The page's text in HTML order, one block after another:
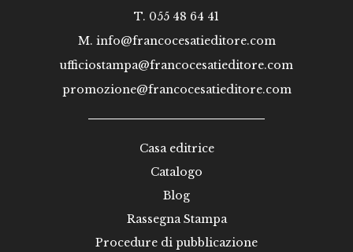
T. 055 48 64 41
M. info@francocesatieditore.com
ufficiostampa@francocesatieditore.com
promozione@francocesatieditore.com
Casa editrice
Catalogo
Blog
Rassegna Stampa
Procedure di pubblicazione